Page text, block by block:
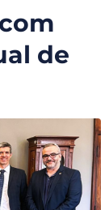
de